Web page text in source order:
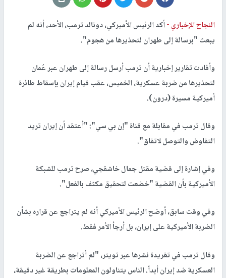
النجاح الإخباري -أكد الرئيس الأميركي، دونالد ترمب، الأحد، أنه لم
يبعث "برسالة إلى طهران لتحذيرها من هجوم".
وأفادت تقارير إخبارية أن ترمب أرسل رسالة إلى طهران عبر عُمان
لتحذيرها من ضربة عسكرية، الخميس، عقب قيام إيران بإسقاط طائرة
أميركية مسيرة (درون).
وقال ترمب في مقابلة مع قناة "إن بي سي": "أعتقد أن إيران تريد
التفاوض والتوصل لاتفاق".
وفي إشارة إلى قضية مقتل جمال خاشقجي، صرح ترمب للشبكة
الأميركية بأن القضية "خضعت لتحقيق مكثف بالفعل".
وفي وقت سابق، أوضح الرئيس الأميركي أنه لم يتراجع عن قراره بشأن
الضربة الأميركية على إيران، بل أرجأ الأمر فقط.
وقال ترمب في تغريدة نشرها عبر تويتر، "لم أتراجع عن الضربة
العسكرية ضد إيران أبداً. الناس يتناولون المعلومات بطريقة غير دقيقة،